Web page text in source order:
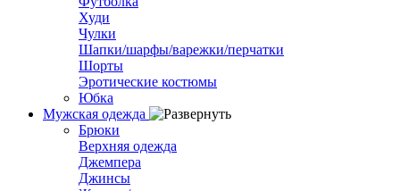
Худи
Чулки
Шапки/шарфы/варежки/перчатки
Шорты
Эротические костюмы
Юбка
Мужская одежда
Брюки
Верхняя одежда
Джемпера
Джинсы